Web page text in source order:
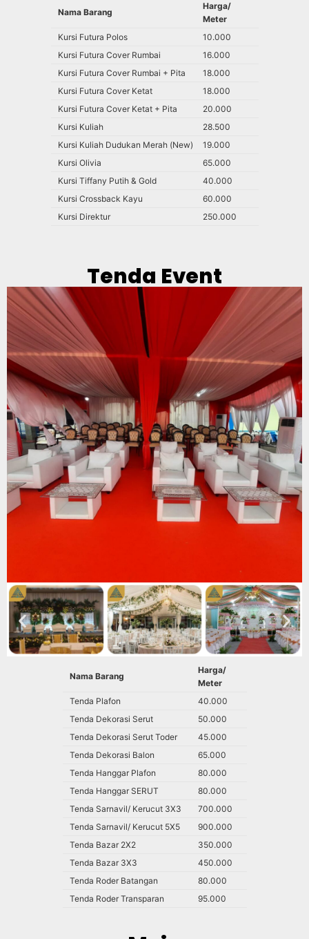
Nama Barang
Harga/
Meter
Kursi Futura Polos
10.000
Kursi Futura Cover Rumbai
16.000
Kursi Futura Cover Rumbai + Pita
18.000
Kursi Futura Cover Ketat
18.000
Kursi Futura Cover Ketat + Pita
20.000
Kursi Kuliah
28.500
Kursi Kuliah Dudukan Merah (New)
19.000
Kursi Olivia
65.000
Kursi Tiffany Putih & Gold
40.000
Kursi Crossback Kayu
60.000
Kursi Direktur
250.000
Tenda Event
Nama Barang
Harga/
Meter
Tenda Plafon
40.000
Tenda Dekorasi Serut
50.000
Tenda Dekorasi Serut Toder
45.000
Tenda Dekorasi Balon
65.000
Tenda Hanggar Plafon
80.000
Tenda Hanggar SERUT
80.000
Tenda Sarnavil/ Kerucut 3X3
700.000
Tenda Sarnavil/ Kerucut 5X5
900.000
Tenda Bazar 2X2
350.000
Tenda Bazar 3X3
450.000
Tenda Roder Batangan
80.000
Tenda Roder Transparan
95.000